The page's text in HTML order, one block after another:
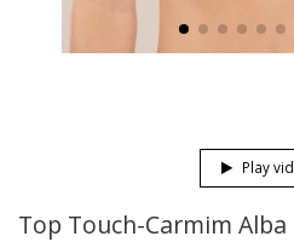
Play
Top Touch-Carmim Alba